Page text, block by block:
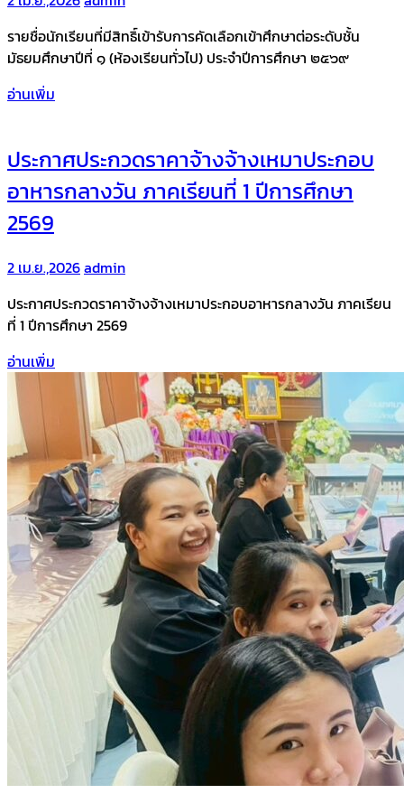
รายชื่อนักเรียนที่มีสิทธิ์เข้ารับการคัดเลือกเข้าศึกษาต่อระดับชั้น
มัธยมศึกษาปีที่ ๑ (ห้องเรียนทั่วไป) ประจำปีการศึกษา ๒๕๖๙
อ่านเพิ่ม
ประกาศประกวดราคาจ้างจ้างเหมาประกอบ
อาหารกลางวัน ภาคเรียนที่ 1 ปีการศึกษา
2569
2 เม.ย.,2026admin
ประกาศประกวดราคาจ้างจ้างเหมาประกอบอาหารกลางวัน ภาคเรียน
ที่ 1 ปีการศึกษา 2569
อ่านเพิ่ม